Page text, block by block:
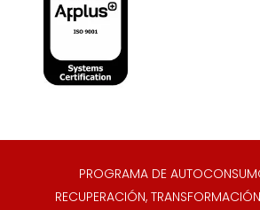
PROGRAMA DE
RECUPERACIÓN,